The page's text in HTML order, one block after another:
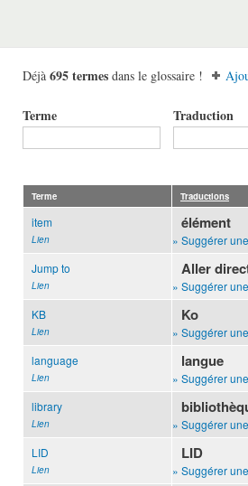
Déjà 695 termes dans le glossaire !
Terme Traduction
Terme Traductions
item
Lien
élément
» Suggérer
Jump to
Lien
Aller
» Suggérer
KB
Lien
Ko
» Suggérer
language
Lien
langue
» Suggérer
library
Lien
» Suggérer
LID
Lien
LID
» Suggérer